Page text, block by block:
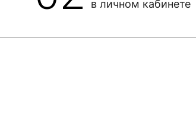
в личном кабинете